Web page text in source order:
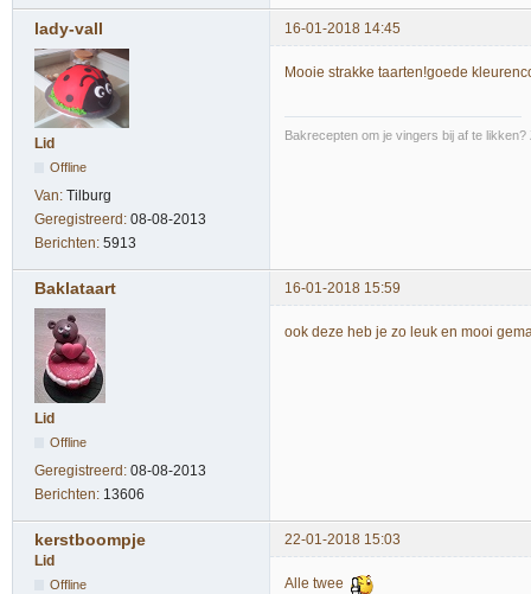
lady-vall 16-01-2018 14:45
Lid
Offline
Van: Tilburg
Geregistreerd: 08-08-2013
Berichten: 5913
Mooie strakke taarten!goede
Bakrecepten om je vingers bij af te
Baklataart 16-01-2018 15:59
Lid
Offline
Geregistreerd: 08-08-2013
Berichten: 13606
ook deze heb je zo leuk en mooi
kerstboompje
22-01-2018 15:03
Lid
Offline Alle twee